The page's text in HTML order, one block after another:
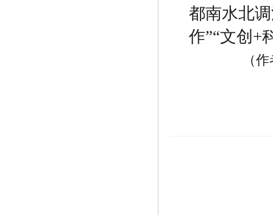
都南水北
作”“文创 +
（